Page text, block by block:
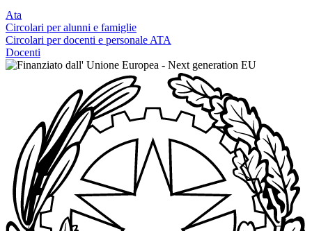
Ata
Circolari per alunni e famiglie
Circolari per docenti e personale ATA
Docenti